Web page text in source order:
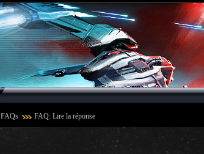
FAQs FAQ: Lire la réponse